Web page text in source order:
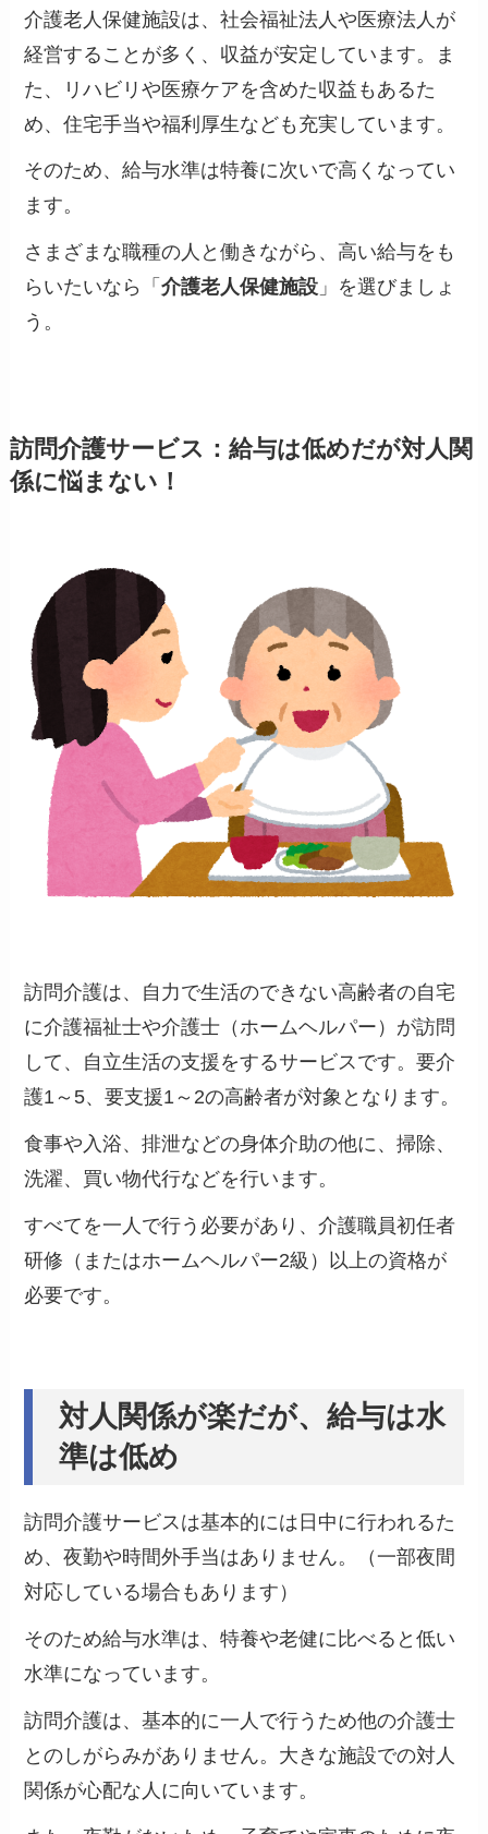
介護老人保健施設は、社会福祉法人や医療法人が
経営することが多く、収益が安定しています。ま
た、リハビリや医療ケアを含めた収益もあるた
め、住宅手当や福利厚生なども充実しています。
そのため、給与水準は特養に次いで高くなってい
ます。
さまざまな職種の人と働きながら、高い給与をも
らいたいなら
「介護老人保健施設 」 を選びましょ
う。
訪問介護サービス：給与は低めだが対人関
係に悩まない！
訪問介護は、自力で生活のできない高齢者の自宅
に介護福祉士や介護士（ホームヘルパー）が訪問
して、自立生活の支援をするサービスです。要介
護1～5、要支援1～2の高齢者が対象となります。
食事や入浴、排泄などの身体介助の他に、掃除、
洗濯、買い物代行などを行います。
すべてを一人で行う必要があり、介護職員初任者
研修（またはホームヘルパー2級）以上の資格が
必要です。
対人関係が楽だが、給与は水
準は低め
訪問介護サービスは基本的には日中に行われるた
め、夜勤や時間外手当はありません。（一部夜間
対応している場合もあります）
そのため給与水準は、特養や老健に比べると低い
水準になっています。
訪問介護は、基本的に一人で行うため他の介護士
とのしがらみがありません。大きな施設での対人
関係が心配な人に向いています。